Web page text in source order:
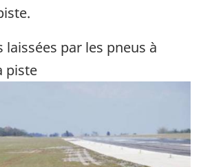
laissées par les pneus à
piste